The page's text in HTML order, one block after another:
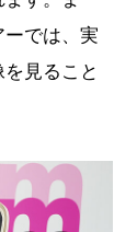
では、実
見ること